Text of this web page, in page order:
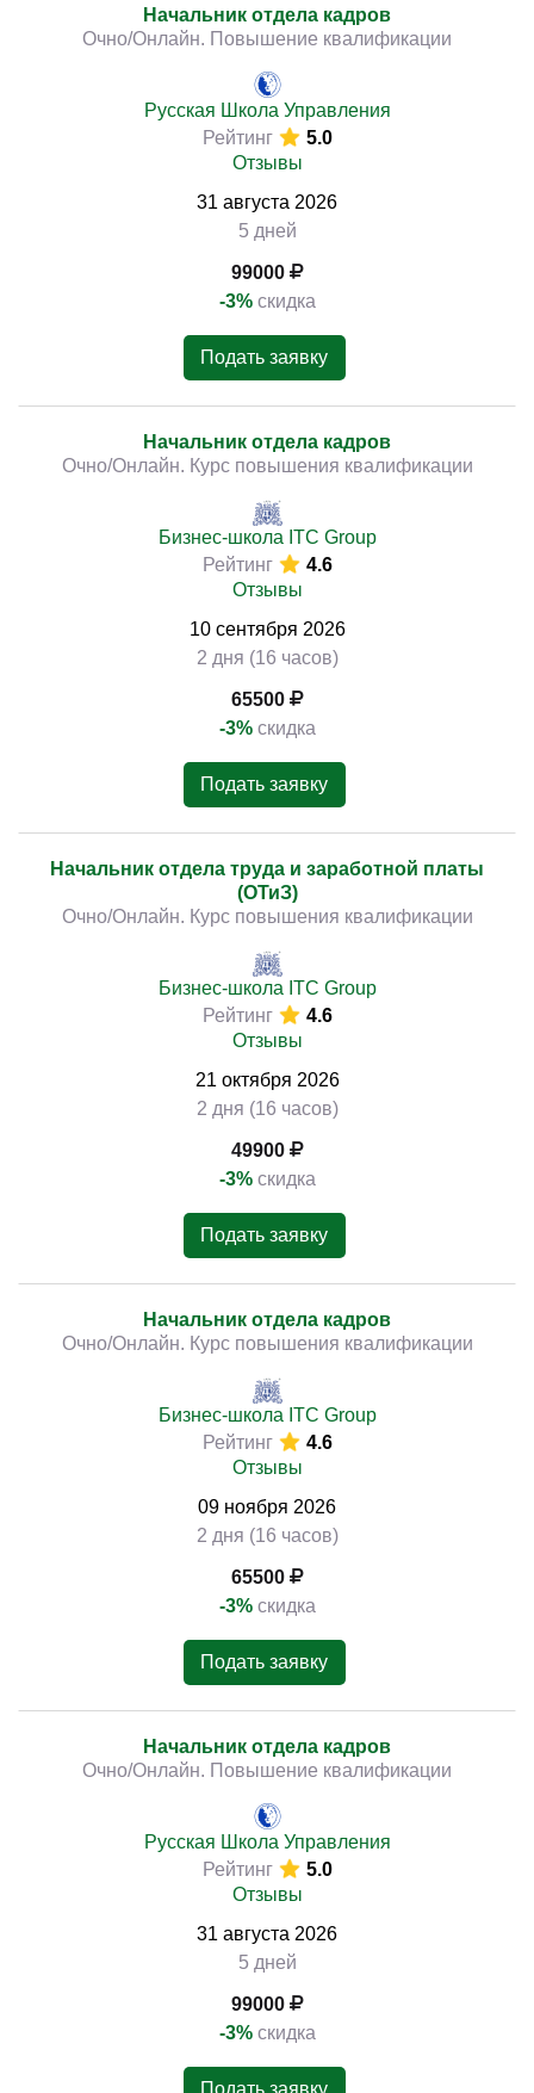
Начальник отдела кадров
Очно/Онлайн. Повышение квалификации
Русская Школа Управления
Рейтинг
5.0
Отзывы
31 августа 2026
5 дней
99000
-3% скидка
Подать заявку
Начальник отдела кадров
Очно/Онлайн. Курс повышения квалификации
Бизнес-школа ITC Group
Рейтинг
4.6
Отзывы
10 сентября 2026
2 дня (16 часов)
65500
-3% скидка
Подать заявку
Начальник отдела труда и заработной платы
(ОТиЗ)
Очно/Онлайн. Курс повышения квалификации
Бизнес-школа ITC Group
Рейтинг
4.6
Отзывы
21 октября 2026
2 дня (16 часов)
49900
-3% скидка
Подать заявку
Начальник отдела кадров
Очно/Онлайн. Курс повышения квалификации
Бизнес-школа ITC Group
Рейтинг
4.6
Отзывы
09 ноября 2026
2 дня (16 часов)
65500
-3% скидка
Подать заявку
Начальник отдела кадров
Очно/Онлайн. Повышение квалификации
Русская Школа Управления
Рейтинг
5.0
Отзывы
31 августа 2026
5 дней
99000
-3% скидка
Подать заявку